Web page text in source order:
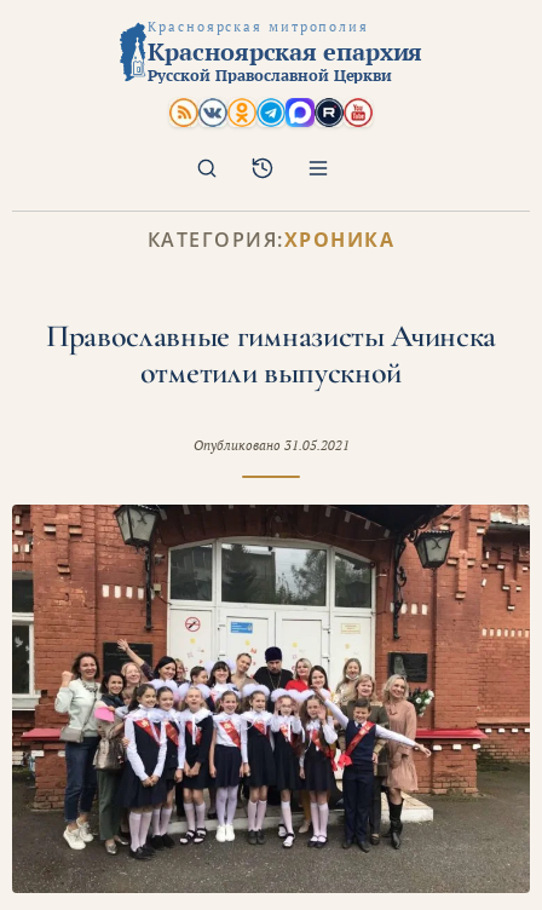
Красноярская митрополия
Красноярская епархия
Русской Православной Церкви
Архив
Поиск
КАТЕГОРИЯ:ХРОНИКА
Православные гимназисты Ачинска
отметили выпускной
Опубликовано 31.05.2021